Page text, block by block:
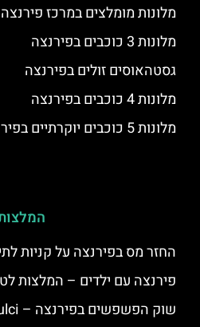
מלונות מומלצים במרכז פירנצה
מלונות 3 כוכבים בפירנצה
גסטהאוסים זולים בפירנצה
מלונות 4 כוכבים בפירנצה
מלונות 5 כוכבים יוקרתיים בפירנצה
החזר מס בפירנצה על קניות
פירנצה עם ילדים – המלצות
שוק הפשפשים בפירנצה – Mercato delle Pulci